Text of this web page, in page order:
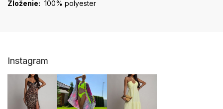
Zloženie: 100% polyester
Instagram